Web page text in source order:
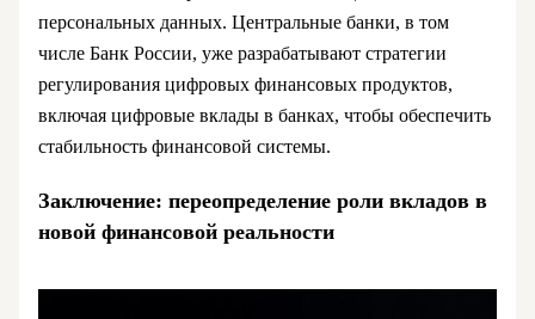
персональных данных. Центральные банки, в том
числе Банк России, уже разрабатывают стратегии
регулирования цифровых финансовых продуктов,
включая цифровые вклады в банках, чтобы обеспечить
стабильность финансовой системы.
Заключение: переопределение роли вкладов в
новой финансовой реальности